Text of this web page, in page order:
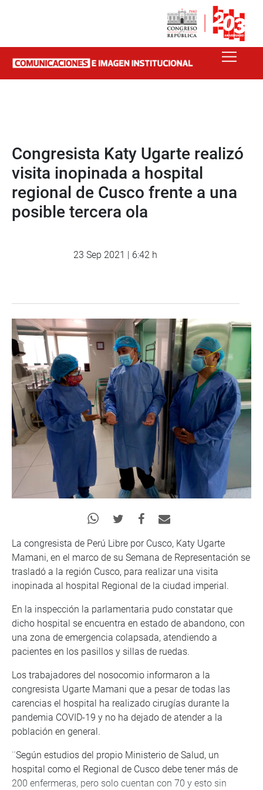
Congresista Katy Ugarte realizó
visita inopinada a hospital
regional de Cusco frente a una
posible tercera ola
23 Sep 2021 | 6:42 h
La congresista de Perú Libre por Cusco, Katy Ugarte
Mamani, en el marco de su Semana de Representación se
trasladó a la región Cusco, para realizar una visita
inopinada al hospital Regional de la ciudad imperial.
En la inspección la parlamentaria pudo constatar que
dicho hospital se encuentra en estado de abandono, con
una zona de emergencia colapsada, atendiendo a
pacientes en los pasillos y sillas de ruedas.
Los trabajadores del nosocomio informaron a la
congresista Ugarte Mamani que a pesar de todas las
carencias el hospital ha realizado cirugías durante la
pandemia COVID-19 y no ha dejado de atender a la
población en general.
¨Según estudios del propio Ministerio de Salud, un
hospital como el Regional de Cusco debe tener más de
200 enfermeras, pero solo cuentan con 70 y esto sin